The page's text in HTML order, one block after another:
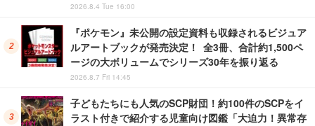
2026.8.4 Tue 16:00
『ポケモン』未公開の設定資料も収録されるビジュア
ルアートブックが発売決定！ 全3冊、合計約1,500ペ
ージの大ボリュームでシリーズ30年を振り返る
2026.8.7 Fri 14:45
子どもたちにも人気のSCP財団！約100件のSCPをイ
ラスト付きで紹介する児童向け図鑑「大迫力！異常存